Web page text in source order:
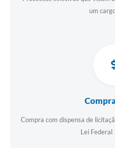
um
Compra com dispensa de
Lei